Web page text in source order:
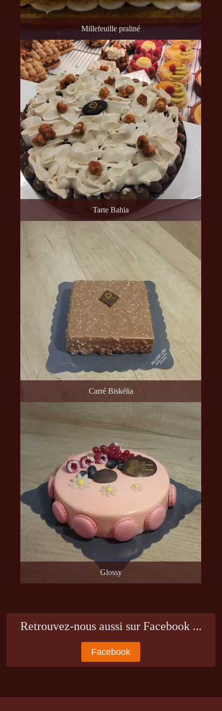
Millefeuille praliné
Tarte Bahia
Carré Biskélia
Glossy
Retrouvez-nous aussi sur Facebook ...
Facebook